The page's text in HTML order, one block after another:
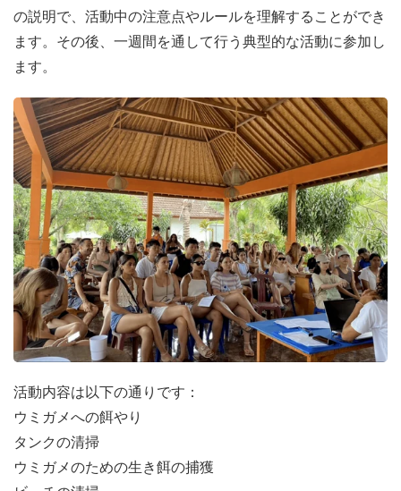
海亀保護の重要性
生物多様性と生態系の健康
海亀は海洋生態系の健康を維持するために重要な役割を果
たしています。捕食者および獲物として、クラゲの個体数
をコントロールし、海洋の食物網のバランスを保っていま
す。彼らの存在は多様な種の分布に影響を与え、生物多様
性に寄与しています。
観光と経済的重要性
海亀は観光業にも大きな貢献をしています。多くの海亀が
生息する沿岸地域は、産卵活動を目撃したり、責任ある亀
観察プログラムに参加したりしたい観光客を惹きつけま
す。このエコツーリズムは、地域社会に経済的な利益をも
たらし、保護活動や持続可能な開発を支援。
の説明で、活動中の注意点やルールを理解することができ
ます。その後、一週間を通して行う典型的な活動に参加し
ます。
活動内容は以下の通りです：
ウミガメへの餌やり
タンクの清掃
ウミガメのための生き餌の捕獲